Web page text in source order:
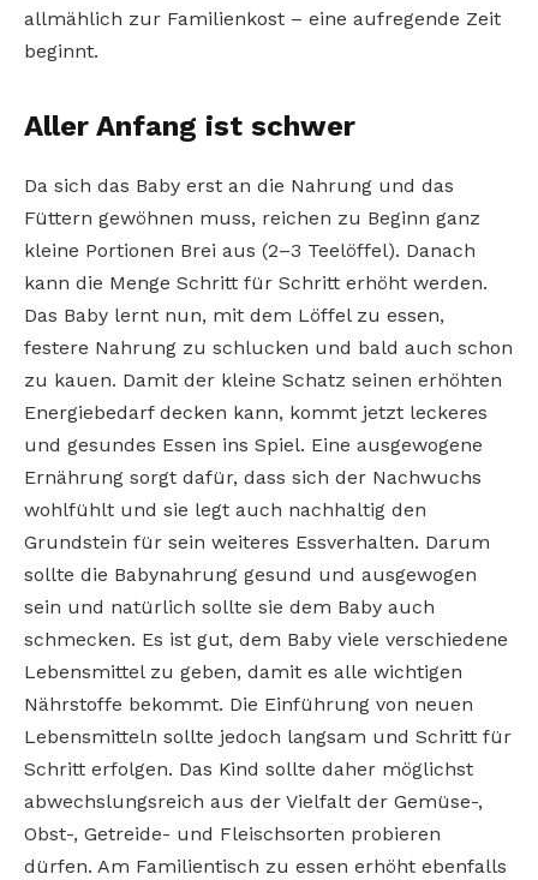
allmählich zur Familienkost – eine aufregende Zeit
beginnt.
Aller Anfang ist schwer
Da sich das Baby erst an die Nahrung und das
Füttern gewöhnen muss, reichen zu Beginn ganz
kleine Portionen Brei aus (2–3 Teelöffel). Danach
kann die Menge Schritt für Schritt erhöht werden.
Das Baby lernt nun, mit dem Löffel zu essen,
festere Nahrung zu schlucken und bald auch schon
zu kauen. Damit der kleine Schatz seinen erhöhten
Energiebedarf decken kann, kommt jetzt leckeres
und gesundes Essen ins Spiel. Eine ausgewogene
Ernährung sorgt dafür, dass sich der Nachwuchs
wohlfühlt und sie legt auch nachhaltig den
Grundstein für sein weiteres Essverhalten. Darum
sollte die Babynahrung gesund und ausgewogen
sein und natürlich sollte sie dem Baby auch
schmecken. Es ist gut, dem Baby viele verschiedene
Lebensmittel zu geben, damit es alle wichtigen
Nährstoffe bekommt. Die Einführung von neuen
Lebensmitteln sollte jedoch langsam und Schritt für
Schritt erfolgen. Das Kind sollte daher möglichst
abwechslungsreich aus der Vielfalt der Gemüse-,
Obst-, Getreide- und Fleischsorten probieren
dürfen. Am Familientisch zu essen erhöht ebenfalls